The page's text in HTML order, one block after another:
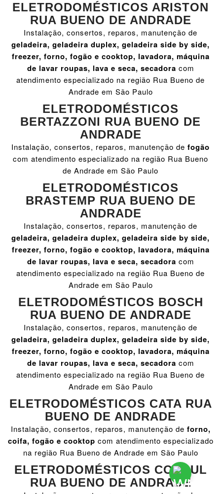
ELETRODOMÉSTICOS ARISTON
RUA BUENO DE ANDRADE
Instalação, consertos, reparos, manutenção de
geladeira, geladeira duplex, geladeira side by side,
freezer, forno, fogão e cooktop, lavadora, máquina
de lavar roupas, lava e seca, secadora com
atendimento especializado na região Rua Bueno de
Andrade em São Paulo
ELETRODOMÉSTICOS
BERTAZZONI RUA BUENO DE
ANDRADE
Instalação, consertos, reparos, manutenção de fogão
com atendimento especializado na região Rua Bueno
de Andrade em São Paulo
ELETRODOMÉSTICOS
BRASTEMP RUA BUENO DE
ANDRADE
Instalação, consertos, reparos, manutenção de
geladeira, geladeira duplex, geladeira side by side,
freezer, forno, fogão e cooktop, lavadora, máquina
de lavar roupas, lava e seca, secadora com
atendimento especializado na região Rua Bueno de
Andrade em São Paulo
ELETRODOMÉSTICOS BOSCH
RUA BUENO DE ANDRADE
Instalação, consertos, reparos, manutenção de
geladeira, geladeira duplex, geladeira side by side,
freezer, forno, fogão e cooktop, lavadora, máquina
de lavar roupas, lava e seca, secadora com
atendimento especializado na região Rua Bueno de
Andrade em São Paulo
ELETRODOMÉSTICOS CATA RUA
BUENO DE ANDRADE
Instalação, consertos, reparos, manutenção de forno,
coifa, fogão e cooktop com atendimento especializado
na região Rua Bueno de Andrade em São Paulo
ELETRODOMÉSTICOS CONSUL
RUA BUENO DE ANDRADE